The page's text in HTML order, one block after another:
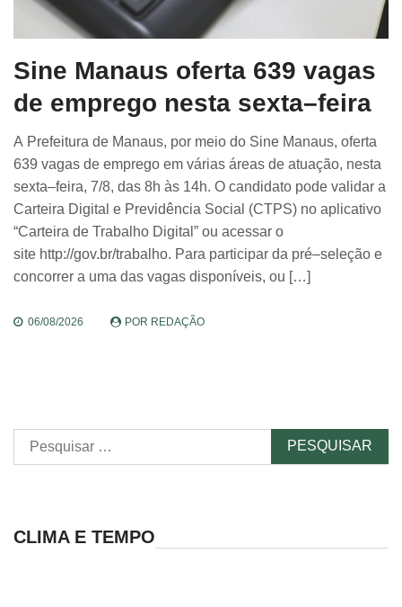
Sine Manaus oferta 639 vagas
de emprego nesta sexta–feira
A Prefeitura de Manaus, por meio do Sine Manaus, oferta
639 vagas de emprego em várias áreas de atuação, nesta
sexta–feira, 7/8, das 8h às 14h. O candidato pode validar a
Carteira Digital e Previdência Social (CTPS) no aplicativo
“Carteira de Trabalho Digital” ou acessar o
site http://gov.br/trabalho. Para participar da pré–seleção e
concorrer a uma das vagas disponíveis, ou […]
06/08/2026 POR REDAÇÃO
Pesquisar
por:
CLIMA E TEMPO